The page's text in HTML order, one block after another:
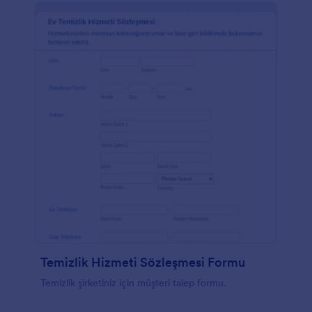
Temizlik Hizmeti Sözleşmesi Formu
Temizlik şirketiniz için müşteri talep formu.